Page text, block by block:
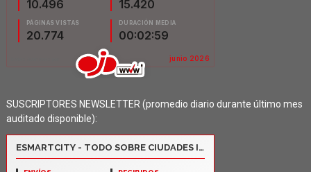
SUSCRIPTORES NEWSLETTER (promedio diario durante último mes
auditado disponible):